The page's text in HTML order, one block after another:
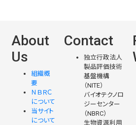
About
Us
組織概
要
ＮＢＲＣ
について
当サイト
について
Contact
独立行政法人
製品評価技術
基盤機構
（NITE）
バイオテクノロ
ジーセンター
（NBRC）
生物資源利用